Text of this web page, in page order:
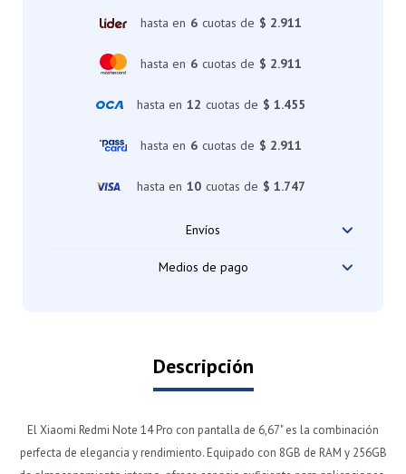
hasta en 6 cuotas de $ 2.911
hasta en 6 cuotas de $ 2.911
hasta en 12 cuotas de $ 1.455
hasta en 6 cuotas de $ 2.911
hasta en 10 cuotas de $ 1.747
Envíos
Medios de pago
Descripción
El Xiaomi Redmi Note 14 Pro con pantalla de 6,67" es la combinación
perfecta de elegancia y rendimiento. Equipado con 8GB de RAM y 256GB